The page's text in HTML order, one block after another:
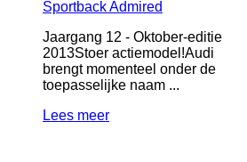
Jaargang 12 - Oktober-editie
2013Stoer actiemodel!Audi
brengt momenteel onder de
toepasselijke naam ...
Lees meer